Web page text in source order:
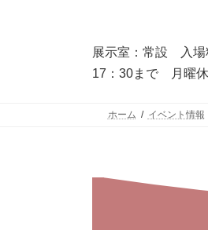
展示室：常設 入
17：30まで 月曜休
ホーム イベント情報